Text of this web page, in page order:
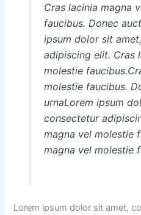
Cras lacinia magna
faucibus. Donec
ipsum dolor sit
adipiscing elit. Cras
molestie
molestie faucibus.
urnaLorem ipsum
consectetur
magna vel molestie
magna vel molestie
Lorem ipsum dolor sit amet,